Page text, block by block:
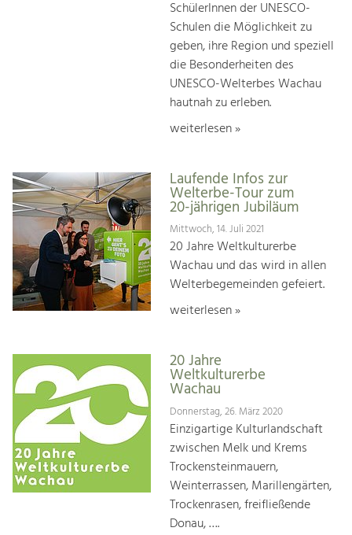
SchülerInnen der UNESCO-
Schulen die Möglichkeit zu
geben, ihre Region und speziell
die Besonderheiten des
UNESCO-Welterbes Wachau
hautnah zu erleben.
weiterlesen »
Laufende Infos zur
Welterbe-Tour zum
20-jährigen Jubiläum
Mittwoch, 14. Juli 2021
20 Jahre Weltkulturerbe
Wachau und das wird in allen
Welterbegemeinden gefeiert.
weiterlesen »
20 Jahre
Weltkulturerbe
Wachau
Donnerstag, 26. März 2020
Einzigartige Kulturlandschaft
zwischen Melk und Krems
Trockensteinmauern,
Weinterrassen, Marillengärten,
Trockenrasen, freifließende
Donau, ….